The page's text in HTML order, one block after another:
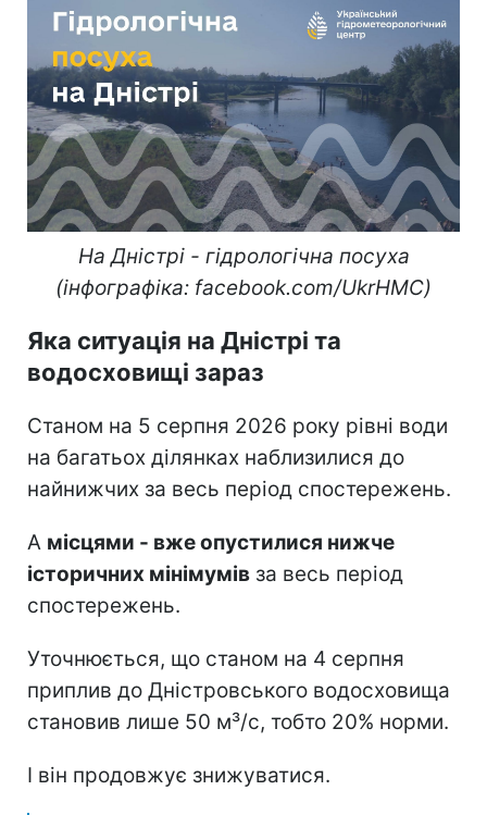
На Дністрі - гідрологічна посуха
(інфографіка: facebook.com/UkrHMC)
Яка ситуація на Дністрі та
водосховищі зараз
Станом на 5 серпня 2026 року рівні води
на багатьох ділянках наблизилися до
найнижчих за весь період спостережень.
А місцями - вже опустилися нижче
історичних мінімумів за весь період
спостережень.
Уточнюється, що станом на 4 серпня
приплив до Дністровського водосховища
становив лише 50 м³/с, тобто 20% норми.
І він продовжує знижуватися.